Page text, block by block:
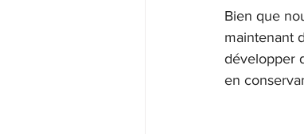
Bien que
maintenant
développer
en